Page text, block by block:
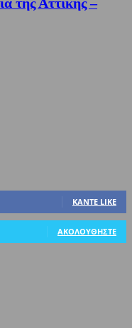
ΚΆΝΤΕ LIKE
ΑΚΟΛΟΥΘΉΣΤΕ